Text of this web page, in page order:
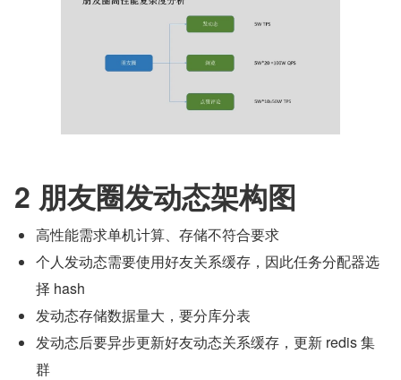
2 朋友圈发动态架构图
高性能需求单机计算、存储不符合要求
个人发动态需要使用好友关系缓存，因此任务分配器选
择 hash
发动态存储数据量大，要分库分表
发动态后要异步更新好友动态关系缓存，更新 redis 集
群